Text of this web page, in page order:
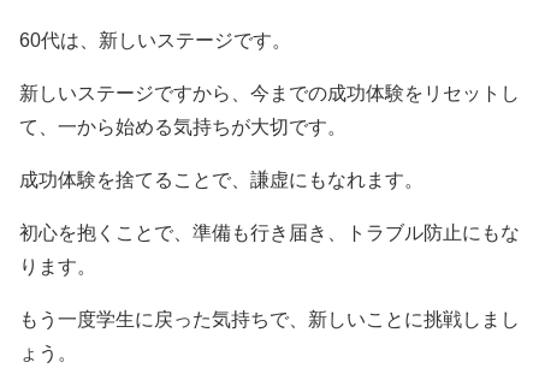
60代は、新しいステージです。
新しいステージですから、今までの成功体験をリセットし
て、一から始める気持ちが大切です。
成功体験を捨てることで、謙虚にもなれます。
初心を抱くことで、準備も行き届き、トラブル防止にもな
ります。
もう一度学生に戻った気持ちで、新しいことに挑戦しまし
ょう。